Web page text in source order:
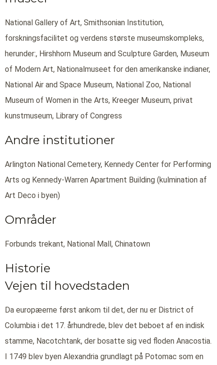
National Gallery of Art, Smithsonian Institution,
forskningsfacilitet og verdens største museumskompleks,
herunder:, Hirshhorn Museum and Sculpture Garden, Museum
of Modern Art, Nationalmuseet for den amerikanske indianer,
National Air and Space Museum, National Zoo, National
Museum of Women in the Arts, Kreeger Museum, privat
kunstmuseum, Library of Congress
Andre institutioner
Arlington National Cemetery, Kennedy Center for Performing
Arts og Kennedy-Warren Apartment Building (kulmination af
Art Deco i byen)
Områder
Forbunds trekant, National Mall, Chinatown
Historie
Vejen til hovedstaden
Da europæerne først ankom til det, der nu er District of
Columbia i det 17. århundrede, blev det beboet af en indisk
stamme, Nacotchtank, der bosatte sig ved floden Anacostia.
I 1749 blev byen Alexandria grundlagt på Potomac som en